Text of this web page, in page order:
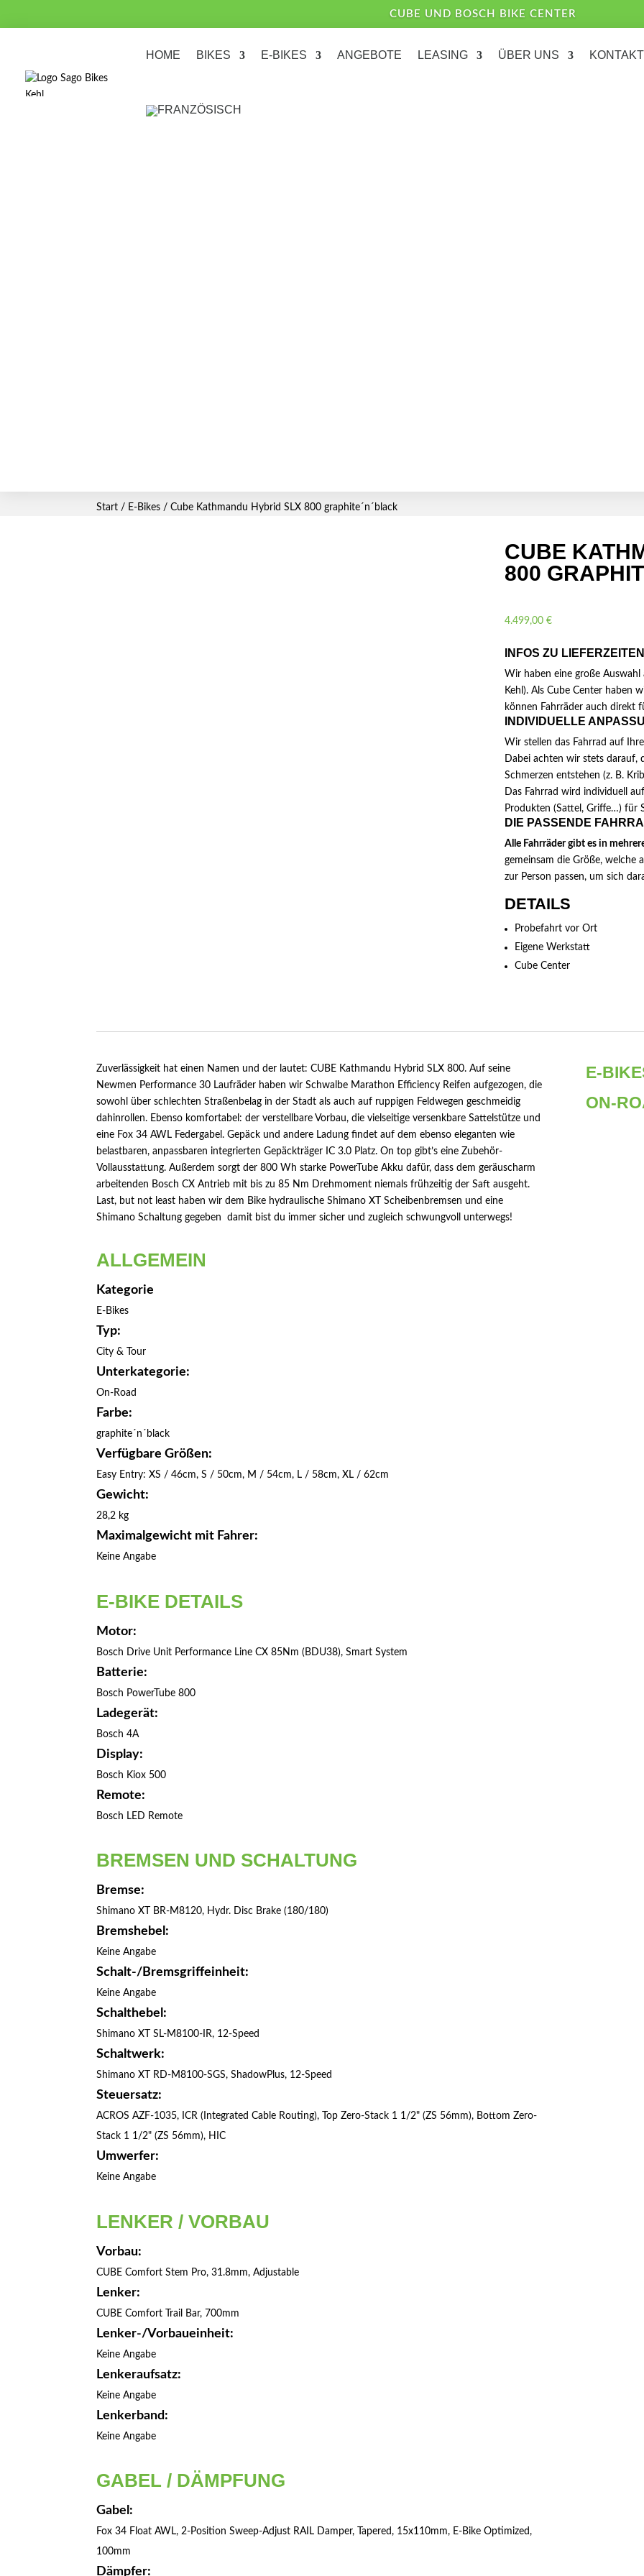
CUBE UND BOSCH BIKE CENTER
HOME BIKES E-BIKES ANGEBOTE LEASING ÜBER UNS KONTAKT
Start / E-Bikes / Cube Kathmandu Hybrid SLX 800 graphite´n´black
CUBE
800
4.499,00 €
INFOS ZU LIEFERZEITEN
Wir haben eine große
Kehl). Als Cube Center haben
können Fahrräder auch direkt
INDIVIDUELLE
Wir stellen das Fahrrad auf
Dabei achten wir stets darauf,
Schmerzen entstehen (z. B.
Das Fahrrad wird individuell
Produkten (Sattel, Griffe…) für
DIE PASSENDE
Alle Fahrräder gibt es in
gemeinsam die Größe, welche
zur Person passen, um sich
DETAILS
Probefahrt vor Ort
Eigene Werkstatt
Cube Center
Zuverlässigkeit hat einen Namen und der lautet: CUBE Kathmandu Hybrid SLX 800. Auf seine
Newmen Performance 30 Laufräder haben wir Schwalbe Marathon Efficiency Reifen aufgezogen, die
sowohl über schlechten Straßenbelag in der Stadt als auch auf ruppigen Feldwegen geschmeidig
dahinrollen. Ebenso komfortabel: der verstellbare Vorbau, die vielseitige versenkbare Sattelstütze und
eine Fox 34 AWL Federgabel. Gepäck und andere Ladung findet auf dem ebenso eleganten wie
belastbaren, anpassbaren integrierten Gepäckträger IC 3.0 Platz. On top gibt’s eine Zubehör-
Vollausstattung. Außerdem sorgt der 800 Wh starke PowerTube Akku dafür, dass dem geräuscharm
arbeitenden Bosch CX Antrieb mit bis zu 85 Nm Drehmoment niemals frühzeitig der Saft ausgeht.
Last, but not least haben wir dem Bike hydraulische Shimano XT Scheibenbremsen und eine
Shimano Schaltung gegeben  damit bist du immer sicher und zugleich schwungvoll unterwegs!
ALLGEMEIN
Kategorie
E-Bikes
Typ:
City & Tour
Unterkategorie:
On-Road
Farbe:
graphite´n´black
Verfügbare Größen:
Easy Entry: XS / 46cm, S / 50cm, M / 54cm, L / 58cm, XL / 62cm
Gewicht:
28,2 kg
Maximalgewicht mit Fahrer:
Keine Angabe
E-BIKE DETAILS
Motor:
Bosch Drive Unit Performance Line CX 85Nm (BDU38), Smart System
Batterie:
Bosch PowerTube 800
Ladegerät:
Bosch 4A
Display:
Bosch Kiox 500
Remote:
Bosch LED Remote
BREMSEN UND SCHALTUNG
Bremse:
Shimano XT BR-M8120, Hydr. Disc Brake (180/180)
Bremshebel:
Keine Angabe
Schalt-/Bremsgriffeinheit:
Keine Angabe
Schalthebel:
Shimano XT SL-M8100-IR, 12-Speed
Schaltwerk:
Shimano XT RD-M8100-SGS, ShadowPlus, 12-Speed
Steuersatz:
ACROS AZF-1035, ICR (Integrated Cable Routing), Top Zero-Stack 1 1/2" (ZS 56mm), Bottom Zero-
Stack 1 1/2" (ZS 56mm), HIC
Umwerfer:
Keine Angabe
LENKER / VORBAU
Vorbau:
CUBE Comfort Stem Pro, 31.8mm, Adjustable
Lenker:
CUBE Comfort Trail Bar, 700mm
Lenker-/Vorbaueinheit:
Keine Angabe
Lenkeraufsatz:
Keine Angabe
Lenkerband:
Keine Angabe
GABEL / DÄMPFUNG
Gabel:
Fox 34 Float AWL, 2-Position Sweep-Adjust RAIL Damper, Tapered, 15x110mm, E-Bike Optimized,
100mm
Dämpfer:
E-
ON-